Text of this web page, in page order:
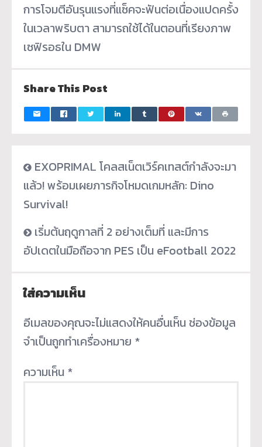
การโจมตีอันรุนแรงที่แซ็คจะฟันต่อเนื่องแปดครั้ง
ในเวลาพริบตา สามารถใช้ได้ในตอนที่เรียงภาพ
เซฟิรอธใน DMW
Share This Post
EXOPRIMAL โคลสเน็ตเวิร์คเทสต์กำลังจะมา
แล้ว! พร้อมเผยภารกิจโหมดเกมหลัก: Dino
Survival!
เริ่มต้นฤดูกาลที่ 2 อย่างเต็มที่ และมีการ
อัปเดตในมือถือจาก PES เป็น eFootball 2022
ใส่ความเห็น
อีเมลของคุณจะไม่แสดงให้คนอื่นเห็น ช่องข้อมูล
จำเป็นถูกทำเครื่องหมาย *
ความเห็น *